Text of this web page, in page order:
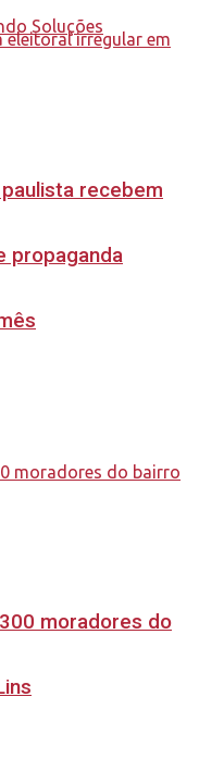
recebem
propaganda
moradores do
Soluções